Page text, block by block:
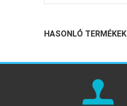
HASONLÓ TERMÉKEK